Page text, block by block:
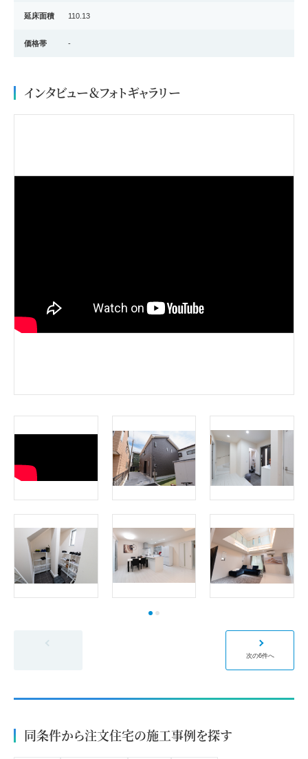
延床面積 110.13
価格帯 -
インタビュー＆フォトギャラリー
次の6件へ
同条件から注文住宅の施工事例を探す